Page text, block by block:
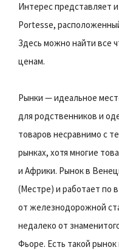
Интерес представляет
Portesse,
Здесь можно найти все
ценам.
Рынки — идеальное
для родственников и
товаров несравнимо с
рынках, хотя многие
и Африки. Рынок в
(Местре) и работает по
от железнодорожной
недалеко от
Фьоре. Есть такой